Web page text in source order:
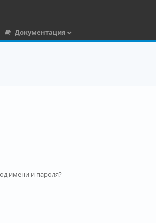
Документация
имени и пароля?